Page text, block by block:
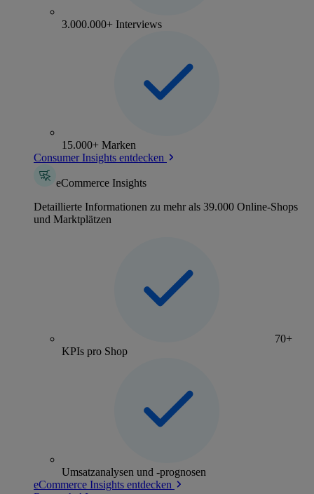
3.000.000+ Interviews
15.000+ Marken
Consumer Insights entdecken
eCommerce Insights
Detaillierte Informationen zu mehr als 39.000 Online-Shops
und Marktplätzen
70+
KPIs pro Shop
Umsatzanalysen und -prognosen
eCommerce Insights entdecken